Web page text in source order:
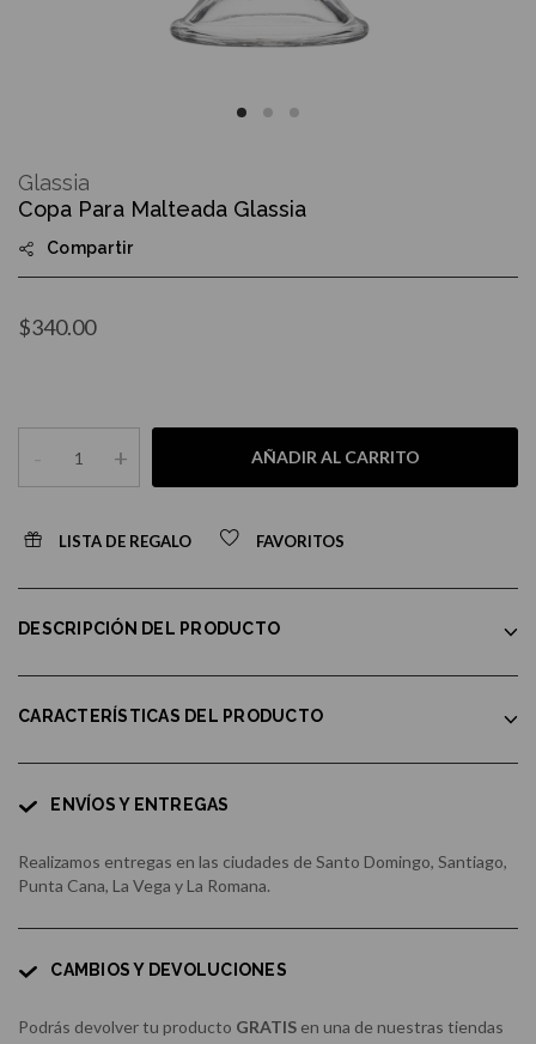
the
beginning
the
images
Copa Para Malteada Glassia
Compartir
$340.00
- + AÑADIR AL CARRITO
LISTA DE REGALO FAVORITOS
Glassia
DESCRIPCIÓN DEL PRODUCTO
CARACTERÍSTICAS DEL PRODUCTO
ENVÍOS Y ENTREGAS
Realizamos entregas en las ciudades de Santo Domingo, Santiago,
Punta Cana, La Vega y La Romana.
CAMBIOS Y DEVOLUCIONES
Podrás devolver tu producto GRATIS en una de nuestras tiendas